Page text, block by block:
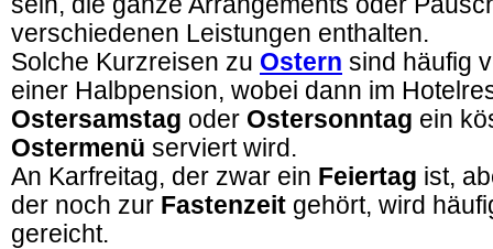
verschiedenen Leistungen enthalten.
Solche Kurzreisen zu Ostern sind häufig
einer Halbpension, wobei dann im
Ostersamstag oder Ostersonntag ein
Ostermenü serviert wird.
An Karfreitag, der zwar ein Feiertag ist,
der noch zur Fastenzeit gehört, wird
gereicht.